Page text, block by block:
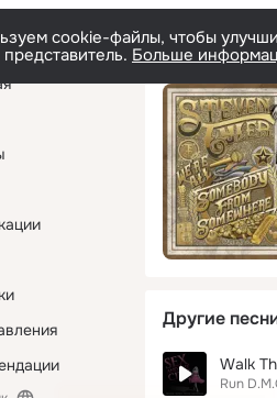
cookie-файлы, чтобы
Больше
Другие
Walk
Run